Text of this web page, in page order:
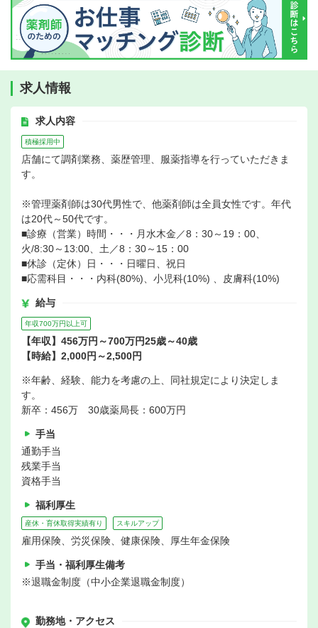
求人情報
求人内容
積極採用中
店舗にて調剤業務、薬歴管理、服薬指導を行っていただきま
す。
※管理薬剤師は30代男性で、他薬剤師は全員女性です。年代
は20代～50代です。
■診療（営業）時間・・・月水木金／8：30～19：00、
火/8:30～13:00、土／8：30～15：00
■休診（定休）日・・・日曜日、祝日
■応需科目・・・内科(80%)、小児科(10%) 、皮膚科(10%)
給与
年収700万円以上可
【年収】456万円～700万円25歳～40歳
【時給】2,000円～2,500円
※年齢、経験、能力を考慮の上、同社規定により決定しま
す。
新卒：456万 30歳薬局長：600万円
手当
通勤手当
残業手当
資格手当
福利厚生
産休・育休取得実績有り スキルアップ
雇用保険、労災保険、健康保険、厚生年金保険
手当・福利厚生備考
※退職金制度（中小企業退職金制度）
勤務地・アクセス